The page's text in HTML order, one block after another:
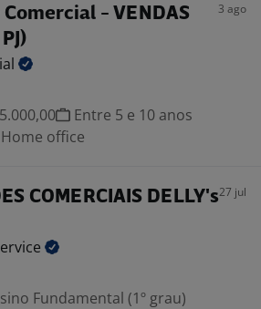
- VENDAS
3 ago
Entre 5 e 10 anos
Home office
COMERCIAIS DELLY's27 jul
Fundamental (1º grau)